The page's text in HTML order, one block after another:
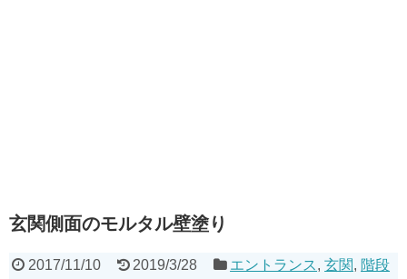
玄関側面のモルタル壁塗り
2017/11/10 2019/3/28 エントランス,玄関, 階段